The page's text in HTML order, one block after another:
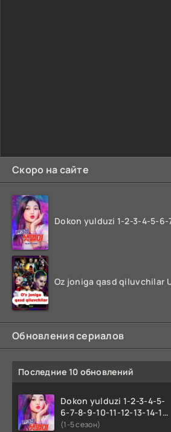
Скоро на сайте
Обновления сериалов
Последние 10 обновлений
Dokon yulduzi 1-2-3-4-5-
6-7-8-9-10-11-12-13-14-15-
16-17 Qism Uzbek tilida
(1-5 сезон)